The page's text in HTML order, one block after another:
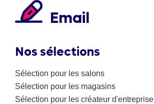
Email
Nos sélections
Sélection pour les salons
Sélection pour les magasins
Sélection pour les créateur d'entreprise